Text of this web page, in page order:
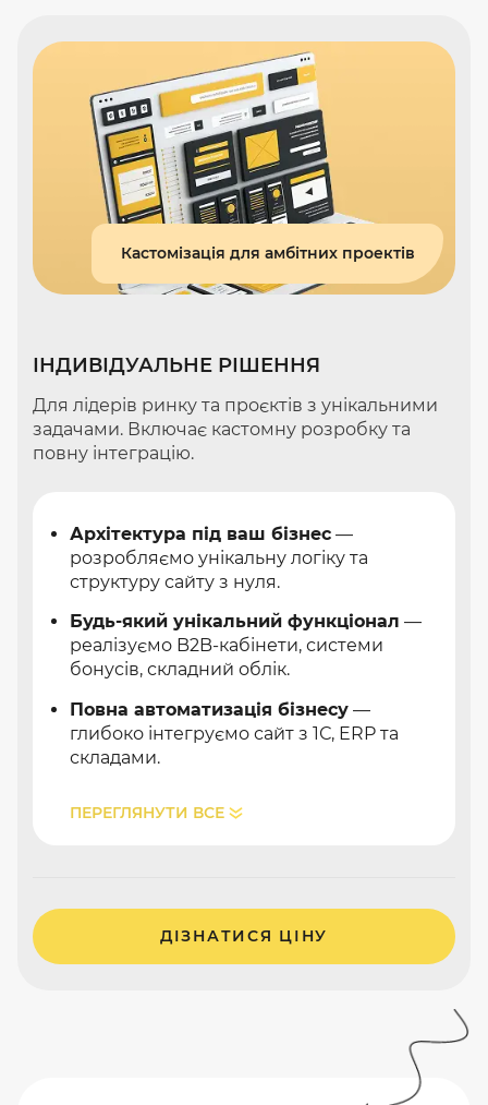
Кастомізація для амбітних проектів
ІНДИВІДУАЛЬНЕ РІШЕННЯ
Для лідерів ринку та проєктів з унікальними
задачами. Включає кастомну розробку та
повну інтеграцію.
Архітектура під ваш бізнес —
розробляємо унікальну логіку та
структуру сайту з нуля.
Будь-який унікальний функціонал —
реалізуємо B2B-кабінети, системи
бонусів, складний облік.
Повна автоматизація бізнесу —
глибоко інтегруємо сайт з 1С, ERP та
складами.
ПЕРЕГЛЯНУТИ ВСЕ
ДІЗНАТИСЯ ЦІНУ